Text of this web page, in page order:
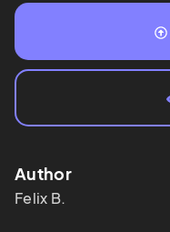
Author
Felix B.